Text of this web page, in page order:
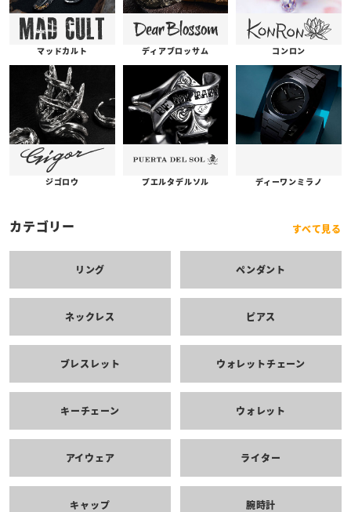
マッドカルト ディアブロッサム コンロン
ジゴロウ プエルタデルソル ディーワンミラノ
カテゴリー すべて見る
リング ペンダント
ネックレス ピアス
ブレスレット ウォレットチェーン
キーチェーン ウォレット
アイウェア ライター
キャップ 腕時計